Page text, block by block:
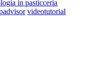
in pasticceria
videotutorial